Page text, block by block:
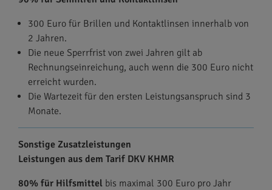
300 Euro für Brillen und Kontaktlinsen innerhalb von
2 Jahren.
Die neue Sperrfrist von zwei Jahren gilt ab
Rechnungseinreichung, auch wenn die 300 Euro nicht
erreicht wurden.
Die Wartezeit für den ersten Leistungsanspruch sind 3
Monate.
Sonstige Zusatzleistungen
Leistungen aus dem Tarif DKV KHMR
80% für Hilfsmittel bis maximal 300 Euro pro Jahr